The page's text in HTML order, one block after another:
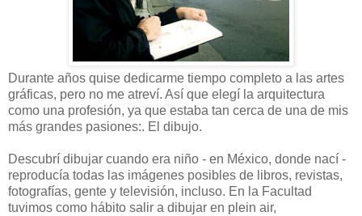
Durante años quise dedicarme tiempo completo a las artes
gráficas, pero no me atreví. Así que elegí la arquitectura
como una profesión, ya que estaba tan cerca de una de mis
más grandes pasiones:. El dibujo.
Descubrí dibujar cuando era niño - en México, donde nací -
reproducía todas las imágenes posibles de libros, revistas,
fotografías, gente y televisión, incluso. En la Facultad
tuvimos como hábito salir a dibujar en plein air,